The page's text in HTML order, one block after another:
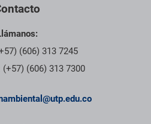
(606) 313 7245
(606) 313 7300